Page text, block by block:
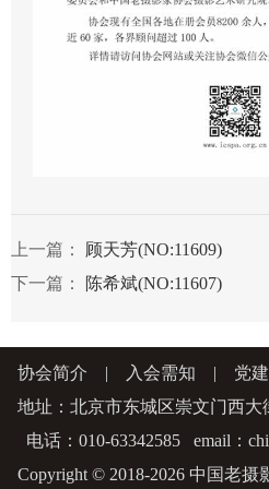
上一篇：
顾天芳(NO:11609)
下一篇：
陈希斌(NO:11607)
协会简介 | 入会需知 | 党
地址：北京市东城区崇文门西大
电话：010-63342585 email：
Copyright © 2018-2026 中国老摄